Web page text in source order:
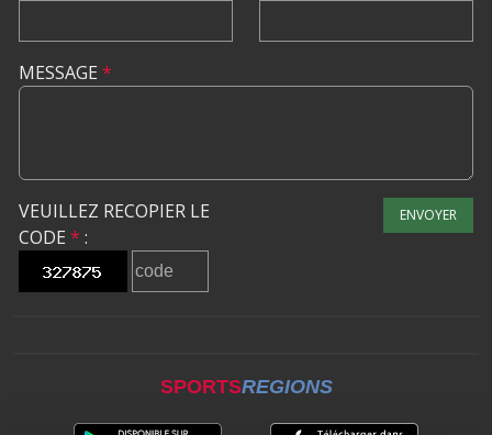
MESSAGE *
VEUILLEZ RECOPIER LE
CODE * :
ENVOYER
SPORTSREGIONS